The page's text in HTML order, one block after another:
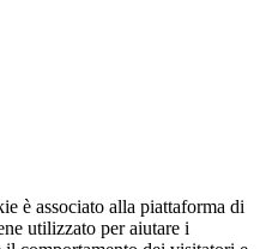
è associato alla piattaforma di
utilizzato per aiutare i